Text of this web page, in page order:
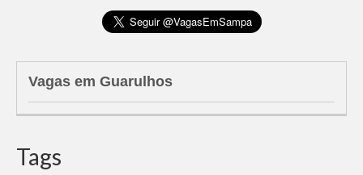
Vagas em Guarulhos
Tags